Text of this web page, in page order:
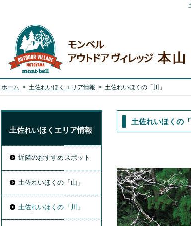
ホーム > 土佐れいほくエリア情報 > 土佐れいほくの「川」
土佐れいほくの「
土佐れいほくエリア情報
近隣のおすすめスポット
土佐れいほくの「山」
土佐れいほくの「川」